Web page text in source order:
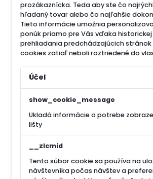
prozákaznícka. Teda aby ste čo
hľadaný tovar alebo čo najľahšie
Tieto informácie umožnia
ponúk priamo pre Vás vďaka
prehliadania predchádzajúcich stránok
cookies zatiaľ neboli roztriedené do
Účel
show_cookie_message
Ukladá informácie o potrebe
lišty
__zlcmid
Tento súbor cookie sa používa na
návštevníka počas návštev a